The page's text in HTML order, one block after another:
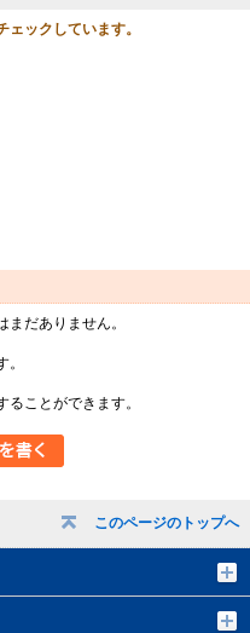
このページのトップへ
ックしています。
だありません。
。
ことができます。